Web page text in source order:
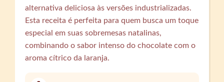
alternativa deliciosa às versões industrializadas.
Esta receita é perfeita para quem busca um toque
especial em suas sobremesas natalinas,
combinando o sabor intenso do chocolate com o
aroma cítrico da laranja.